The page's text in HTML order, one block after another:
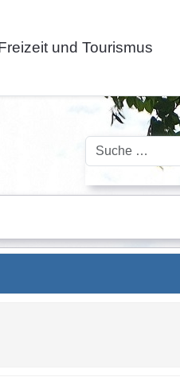
und Tourismus
Suchen